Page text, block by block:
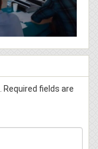
Required fields are